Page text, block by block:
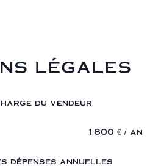
légales
du vendeur
1800 € / an
dépenses annuelles